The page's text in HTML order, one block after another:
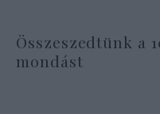
Összeszedtünk a
mondást